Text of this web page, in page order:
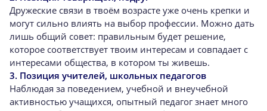
Дружеские связи в твоём возрасте уже очень крепки и
могут сильно влиять на выбор профессии. Можно дать
лишь общий совет: правильным будет решение,
которое соответствует твоим интересам и совпадает с
интересами общества, в котором ты живешь.
3. Позиция учителей, школьных педагогов
Наблюдая за поведением, учебной и внеучебной
активностью учащихся, опытный педагог знает много